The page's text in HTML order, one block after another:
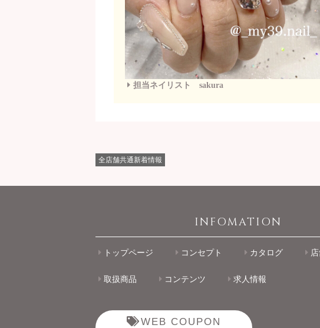
担当ネイリスト sakura
全店舗共通新着情報
INFOMATION
トップページ コンセプト カタログ
取扱商品 コンテンツ 求人情報
WEB COUPON